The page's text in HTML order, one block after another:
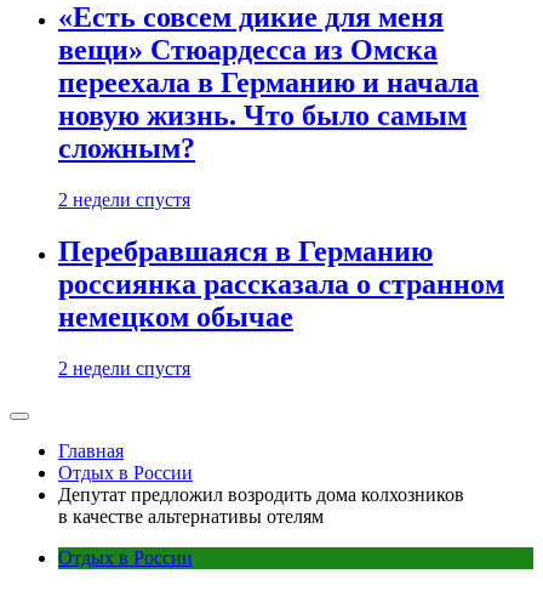
«Есть совсем дикие для меня
вещи» Стюардесса из Омска
переехала в Германию и начала
новую жизнь. Что было самым
сложным?
2 недели спустя
Перебравшаяся в Германию
россиянка рассказала о странном
немецком обычае
2 недели спустя
Главная
Отдых в России
Депутат предложил возродить дома колхозников
в качестве альтернативы отелям
Отдых в России